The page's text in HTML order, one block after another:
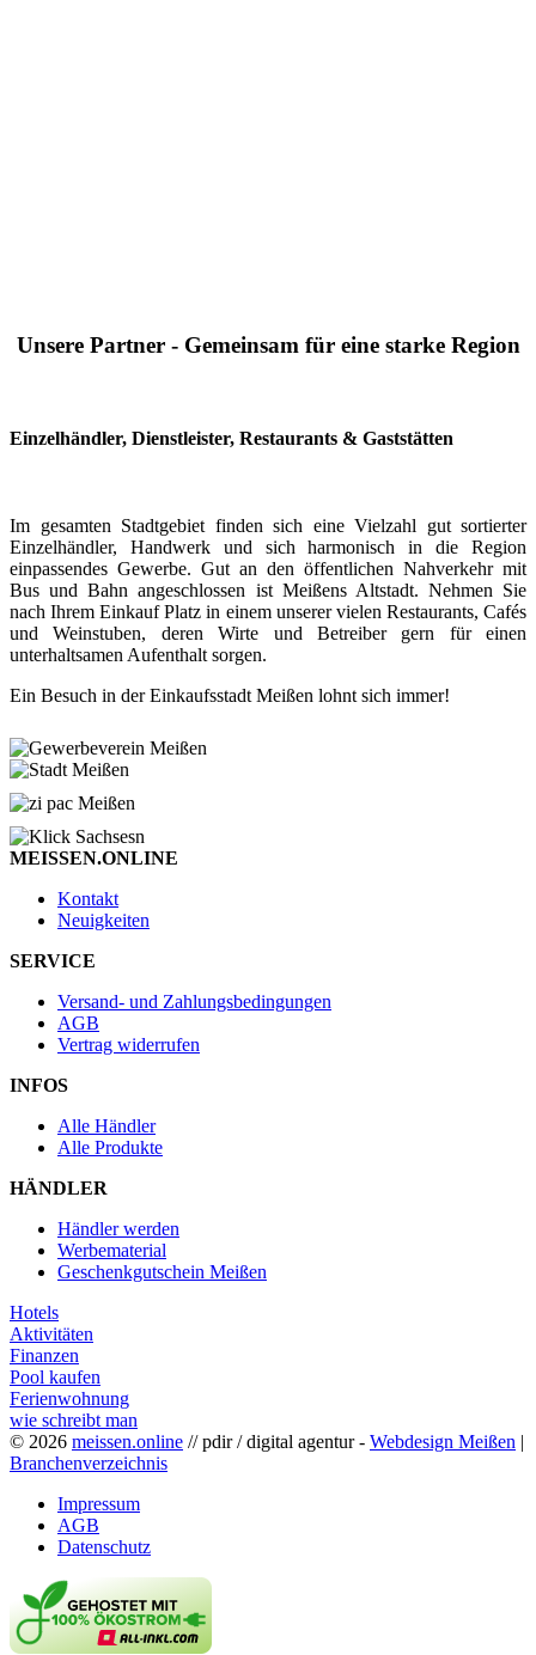
Unsere Partner - Gemeinsam für eine starke Region
Einzelhändler, Dienstleister, Restaurants & Gaststätten
Im gesamten Stadtgebiet finden sich eine Vielzahl gut sortierter
Einzelhändler, Handwerk und sich harmonisch in die Region
einpassendes Gewerbe. Gut an den öffentlichen Nahverkehr mit
Bus und Bahn angeschlossen ist Meißens Altstadt. Nehmen Sie
nach Ihrem Einkauf Platz in einem unserer vielen Restaurants, Cafés
und Weinstuben, deren Wirte und Betreiber gern für einen
unterhaltsamen Aufenthalt sorgen.
Ein Besuch in der Einkaufsstadt Meißen lohnt sich immer!
MEISSEN.ONLINE
Kontakt
Neuigkeiten
SERVICE
Versand- und Zahlungsbedingungen
AGB
Vertrag widerrufen
INFOS
Alle Händler
Alle Produkte
HÄNDLER
Händler werden
Werbematerial
Geschenkgutschein Meißen
Hotels
Aktivitäten
Finanzen
Pool kaufen
Ferienwohnung
wie schreibt man
© 2026 meissen.online // pdir / digital agentur - Webdesign Meißen |
Branchenverzeichnis
Impressum
AGB
Datenschutz